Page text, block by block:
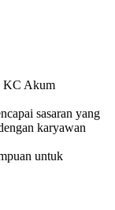
KC Akum
sasaran yang
karyawan
untuk